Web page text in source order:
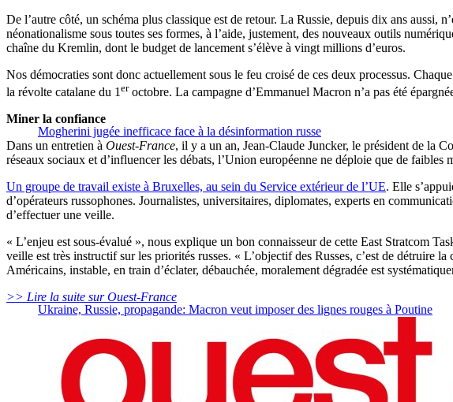
De l’autre côté, un schéma plus classique est de retour. La Russie, depuis dix ans
néonationalisme sous toutes ses formes, à l’aide, justement, des nouveaux outils
chaîne du Kremlin, dont le budget de lancement s’élève à vingt millions d’euros.
Nos démocraties sont donc actuellement sous le feu croisé de ces deux processus.
la révolte catalane du 1 eroctobre. La campagne d’Emmanuel Macron n’a pas été
Mogherini jugée inefficace face à la désinformation russe
Miner la confiance
Dans un entretien à Ouest-France, il y a un an, Jean-Claude Juncker, le président de la
réseaux sociaux et d’influencer les débats, l’Union européenne ne déploie que de faibles
Un groupe de travail existe à Bruxelles, au sein du Service extérieur de l’UE. Elle
d’opérateurs russophones. Journalistes, universitaires, diplomates, experts en
d’effectuer une veille.
« L’enjeu est sous-évalué », nous explique un bon connaisseur de cette East Stratcom
veille est très instructif sur les priorités russes. « L’objectif des Russes, c’est de détruire
Américains, instable, en train d’éclater, débauchée, moralement dégradée est
Ukraine, Russie, propagande: Macron veut imposer des lignes rouges à Poutine
>> Lire la suite sur Ouest-France